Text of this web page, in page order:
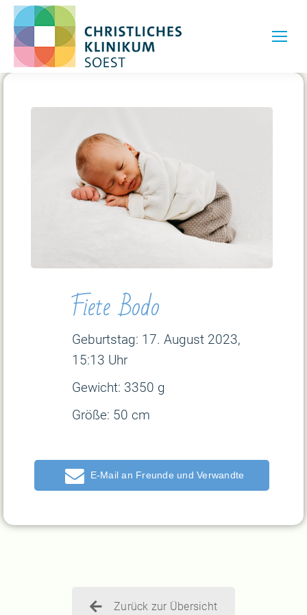
Fiete Bodo
Geburtstag: 17. August 2023,
15:13 Uhr
Gewicht: 3350 g
Größe: 50 cm
E-Mail
Zurück zur Übersicht